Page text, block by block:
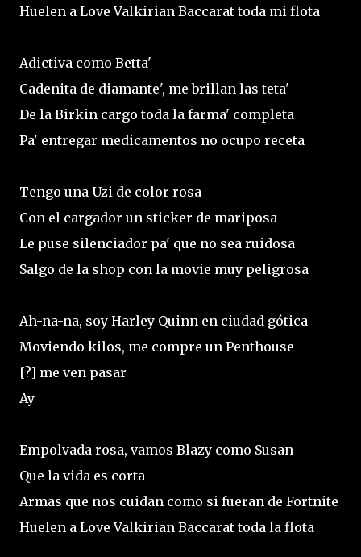
Huelen a Love Valkirian Baccarat toda mi flota
Adictiva como Betta'
Cadenita de diamante', me brillan las teta'
De la Birkin cargo toda la farma' completa
Pa' entregar medicamentos no ocupo receta
Tengo una Uzi de color rosa
Con el cargador un sticker de mariposa
Le puse silenciador pa' que no sea ruidosa
Salgo de la shop con la movie muy peligrosa
Ah-na-na, soy Harley Quinn en ciudad gótica
Moviendo kilos, me compre un Penthouse
[?] me ven pasar
Ay
Empolvada rosa, vamos Blazy como Susan
Que la vida es corta
Armas que nos cuidan como si fueran de Fortnite
Huelen a Love Valkirian Baccarat toda la flota